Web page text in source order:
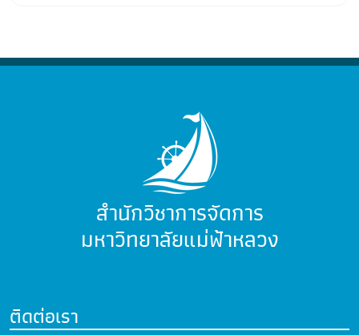
สำนักวิชาการจัดการ
มหาวิทยาลัยแม่ฟ้าหลวง
ติดต่อเรา